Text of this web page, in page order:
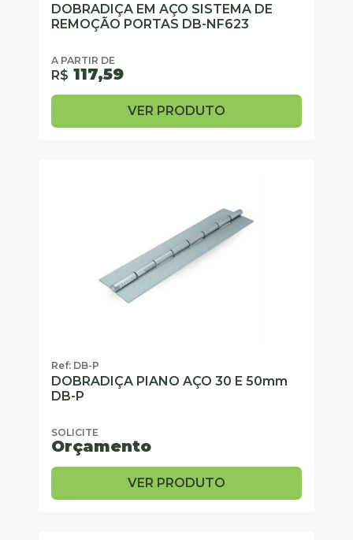
DOBRADIÇA EM AÇO SISTEMA DE
REMOÇÃO PORTAS DB-NF623
A PARTIR DE
R$ 117,59
VER PRODUTO
Ref: DB-P
DOBRADIÇA PIANO AÇO 30 E 50mm
DB-P
SOLICITE
Orçamento
VER PRODUTO